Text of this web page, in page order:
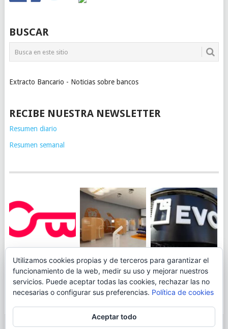
BUSCAR
Extracto Bancario - Noticias sobre bancos
RECIBE NUESTRA NEWSLETTER
Resumen diario
Resumen semanal
JUEGA AL
CANICÓDROMO
DIGITAL DE
OPENBANK
ING TOCA SUELO EN
LA RENTABILIDAD
DE SU CUENTA
NARANJA: 0,01% TAE
EVO BANK
PERMITIRÁ
INGRESAR DINERO
DESDE LAS OFICINAS
Utilizamos cookies propias y de terceros para garantizar el
funcionamiento de la web, medir su uso y mejorar nuestros
servicios. Puede aceptar todas las cookies, rechazar las no
necesarias o configurar sus preferencias. Política de cookies
Aceptar todo